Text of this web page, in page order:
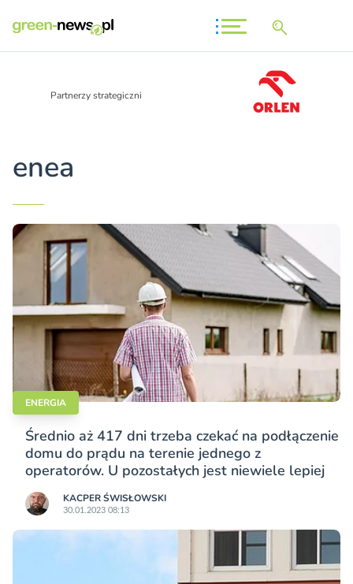
Partnerzy strategiczni
enea
ENERGIA
Średnio aż 417 dni trzeba czekać na podłączenie
domu do prądu na terenie jednego z
operatorów. U pozostałych jest niewiele lepiej
KACPER ŚWISŁO­WSKI
30.01.2023 08:13